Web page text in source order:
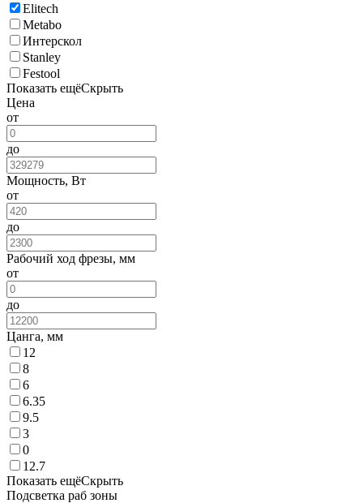
Elitech
Metabo
Интерскол
Stanley
Festool
Показать ещёСкрыть
Цена
от
до
Мощность, Вт
от
до
Рабочий ход фрезы, мм
от
до
Цанга, мм
12
8
6
6.35
9.5
3
0
12.7
Показать ещёСкрыть
Подсветка раб зоны